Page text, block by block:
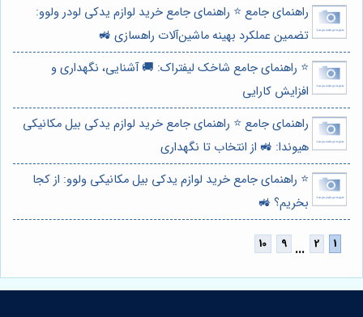
راهنمای جامع ⭐️ راهنمای جامع خرید لوازم یدکی لودر ولوو:
تضمین عملکرد بهینه ماشین‌آلات راهسازی 🚜
⭐️ راهنمای جامع شاخک لیفتراک: 🚚 آشنایی، نگهداری و
افزایش کارایی
راهنمای جامع ⭐️ راهنمای جامع خرید لوازم یدکی بیل مکانیکی
هیوندا: 🚜 از انتخاب تا نگهداری
⭐️ راهنمای جامع خرید لوازم یدکی بیل مکانیکی ولوو: از کجا
بخریم؟ 🚜
...